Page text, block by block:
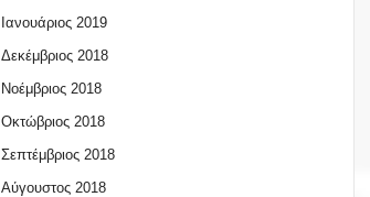
Ιανουάριος 2019
Δεκέμβριος 2018
Νοέμβριος 2018
Οκτώβριος 2018
Σεπτέμβριος 2018
Αύγουστος 2018